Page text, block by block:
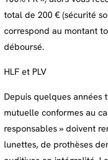
total de 200 € (sécurité
correspond au montant
déboursé.
HLF et PLV
Depuis quelques années
mutuelle conformes au
responsables » doivent
lunettes, de prothèses